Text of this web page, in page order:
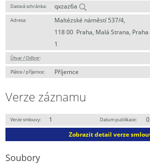
Datová schránka: qxzaz6a
Adresa:
Maltézské náměstí 537/4,
118 00 Praha, Malá Strana, Praha
1
Útvar / Odbor:
Plátce / příjemce: Příjemce
Verze záznamu
Verze smlouvy: 1 Datum publikace:
Zobrazit detail verze
Soubory